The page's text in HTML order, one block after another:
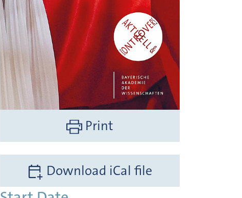
Print
Download iCal file